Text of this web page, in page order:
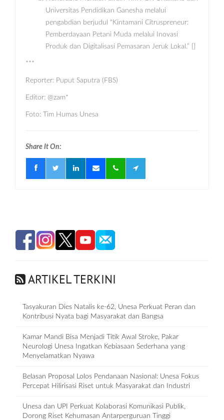
Universitas Pendidikan Ganesha melalui
pengabdian berjudul “Kintamani Citruspreneur:
Pemberdayaan Petani Muda melalui Inovasi
Produk dan Digitalisasi Pemasaran Jeruk Lokal.” []
***
Reporter: Puput Saputra (FBS)
Editor: @zam*
Foto: Tim Humas Unesa
Share It On:
ARTIKEL TERKINI
Tasyakuran Dies Natalis ke-62, Unesa Perkuat Peran dan
Kontribusi Nyata bagi Masyarakat dan Bangsa
Kamar Mandi Bisa Menjadi Titik Awal Stroke, Pakar
Neurologi Unesa Ingatkan Kebiasaan Sederhana yang
Menyelamatkan Nyawa
Belasan Proposal Lolos Pendanaan Nasional: Unesa Fokus
Percepat Hilirisasi Riset untuk Masyarakat dan Industri
Unesa dan UPI Perkuat Kolaborasi Komunikasi Publik,
Dorong Riset Kehumasan Antarperguruan Tinggi